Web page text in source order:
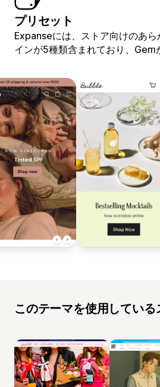
プリセット
Expanseには、ストア向けのあ
インが5種類含まれており、Gem
このテーマを使用している